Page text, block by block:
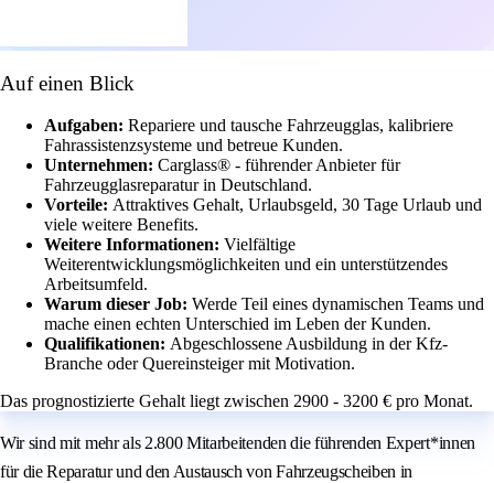
Auf einen Blick
Aufgaben: Repariere und tausche Fahrzeugglas, kalibriere
Fahrassistenzsysteme und betreue Kunden.
Unternehmen: Carglass® - führender Anbieter für
Fahrzeugglasreparatur in Deutschland.
Vorteile: Attraktives Gehalt, Urlaubsgeld, 30 Tage Urlaub und
viele weitere Benefits.
Weitere Informationen: Vielfältige
Weiterentwicklungsmöglichkeiten und ein unterstützendes
Arbeitsumfeld.
Warum dieser Job: Werde Teil eines dynamischen Teams und
mache einen echten Unterschied im Leben der Kunden.
Qualifikationen: Abgeschlossene Ausbildung in der Kfz-
Branche oder Quereinsteiger mit Motivation.
Das prognostizierte Gehalt liegt zwischen 2900 - 3200 € pro Monat.
Wir sind mit mehr als 2.800 Mitarbeitenden die führenden Expert*innen
für die Reparatur und den Austausch von Fahrzeugscheiben in